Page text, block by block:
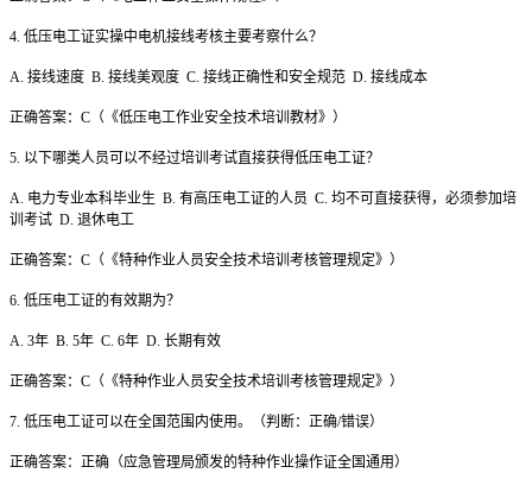
4. 低压电工证实操中电机接线考核主要考察什么？
A. 接线速度 B. 接线美观度 C. 接线正确性和安全规范 D. 接线成本
正确答案：C（《低压电工作业安全技术培训教材》）
5. 以下哪类人员可以不经过培训考试直接获得低压电工证？
A. 电力专业本科毕业生 B. 有高压电工证的人员 C. 均不可直接获得，必须参加培
训考试 D. 退休电工
正确答案：C（《特种作业人员安全技术培训考核管理规定》）
6. 低压电工证的有效期为？
A. 3年 B. 5年 C. 6年 D. 长期有效
正确答案：C（《特种作业人员安全技术培训考核管理规定》）
7. 低压电工证可以在全国范围内使用。（判断：正确/错误）
正确答案：正确（应急管理局颁发的特种作业操作证全国通用）